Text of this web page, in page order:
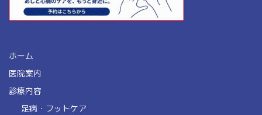
ホーム
医院案内
診療内容
足病・フットケア